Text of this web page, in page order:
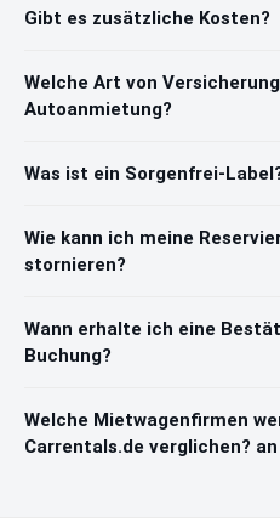
Gibt es zusätzliche Kosten?
Welche Art von
Autoanmietung?
Was ist ein Sorgenfrei-
Wie kann ich meine
stornieren?
Wann erhalte ich eine
Buchung?
Welche Mietwagenfirmen
Carrentals.de verglichen?